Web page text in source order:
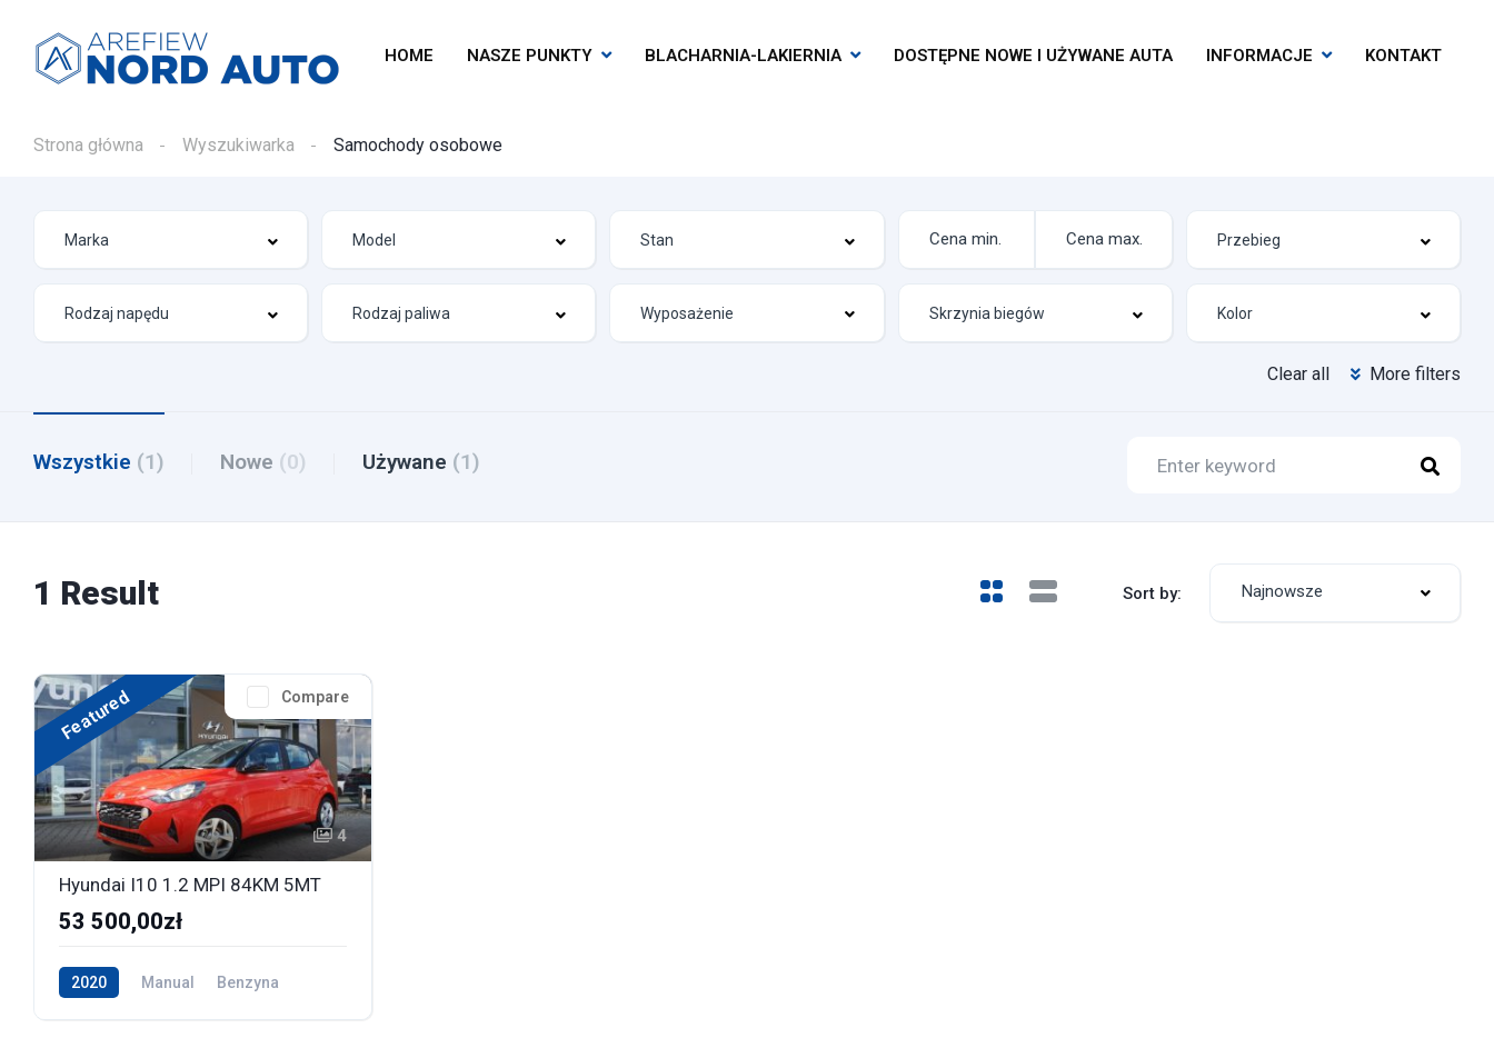
HOME NASZE PUNKTY BLACHARNIA-LAKIERNIA DOSTĘPNE NOWE I UŻYWANE AUTA INFORMACJE KONTAKT
Strona główna Wyszukiwarka Samochody osobowe
Wyposażenie
Clear all More filters
Wszystkie (1) Nowe (0) Używane (1)
1 Result Sort by: Najnowsze
Compare
Featured
4
Hyundai I10 1.2 MPI 84KM 5MT
53 500,00zł
2020 Manual
Benzyna